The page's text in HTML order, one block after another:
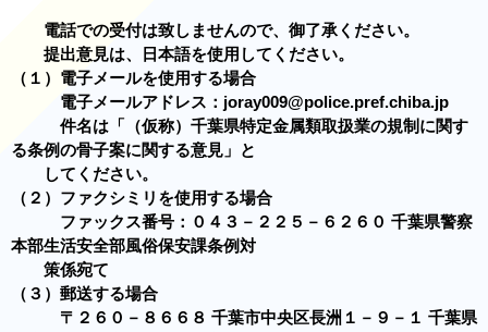
電話での受付は致しませんので、御了承ください。
提出意見は、日本語を使用してください。
（１）電子メールを使用する場合
電子メールアドレス：joray009@police.pref.chiba.jp
件名は「（仮称）千葉県特定金属類取扱業の規制に関す
る条例の骨子案に関する意見」と
してください。
（２）ファクシミリを使用する場合
ファックス番号：０４３－２２５－６２６０ 千葉県警察
本部生活安全部風俗保安課条例対
策係宛て
（３）郵送する場合
〒２６０－８６６８ 千葉市中央区長洲１－９－１ 千葉県